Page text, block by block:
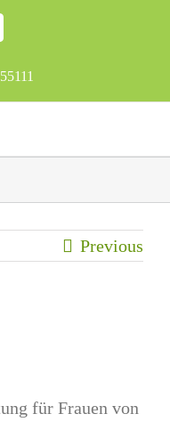
Previous
für Frauen von